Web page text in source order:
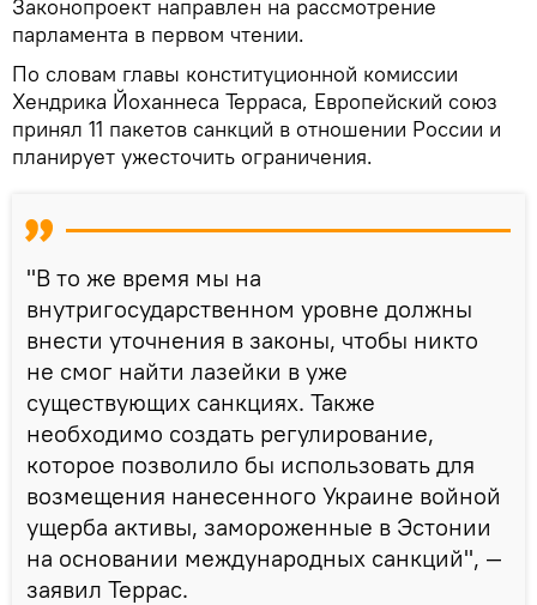
Законопроект направлен на рассмотрение
парламента в первом чтении.
По словам главы конституционной комиссии
Хендрика Йоханнеса Терраса, Европейский союз
принял 11 пакетов санкций в отношении России и
планирует ужесточить ограничения.
"В то же время мы на
внутригосударственном уровне должны
внести уточнения в законы, чтобы никто
не смог найти лазейки в уже
существующих санкциях. Также
необходимо создать регулирование,
которое позволило бы использовать для
возмещения нанесенного Украине войной
ущерба активы, замороженные в Эстонии
на основании международных санкций", —
заявил Террас.